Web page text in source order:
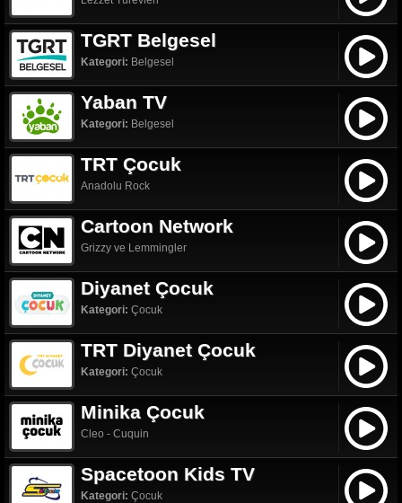
TGRT Belgesel
Kategori: Belgesel
Yaban TV
Kategori: Belgesel
TRT Çocuk
Anadolu Rock
Cartoon Network
Grizzy ve Lemmingler
Diyanet Çocuk
Kategori: Çocuk
TRT Diyanet Çocuk
Kategori: Çocuk
Minika Çocuk
Cleo - Cuquin
Spacetoon Kids TV
Kategori: Çocuk